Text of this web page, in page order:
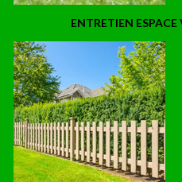
ENTRETIEN